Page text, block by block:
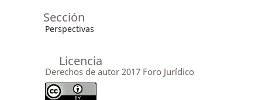
Sección
Perspectivas
Licencia
Derechos de autor 2017 Foro Jurídico